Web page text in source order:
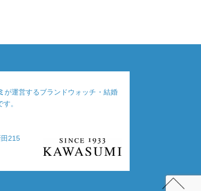
が運営するブランドウォッチ・結婚
。
215